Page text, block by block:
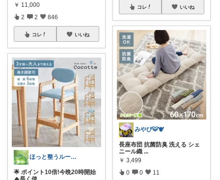
￥ 11,000
2 2 846
コレ いいね
ほっと整うルーム🌿
🌟 ポイント10倍!今晩20時開始
コレ いいね
みやび🐯🐮
長座布団 抗菌防臭 洗える シェ
ニール織 ...
￥ 3,499
0 0 11